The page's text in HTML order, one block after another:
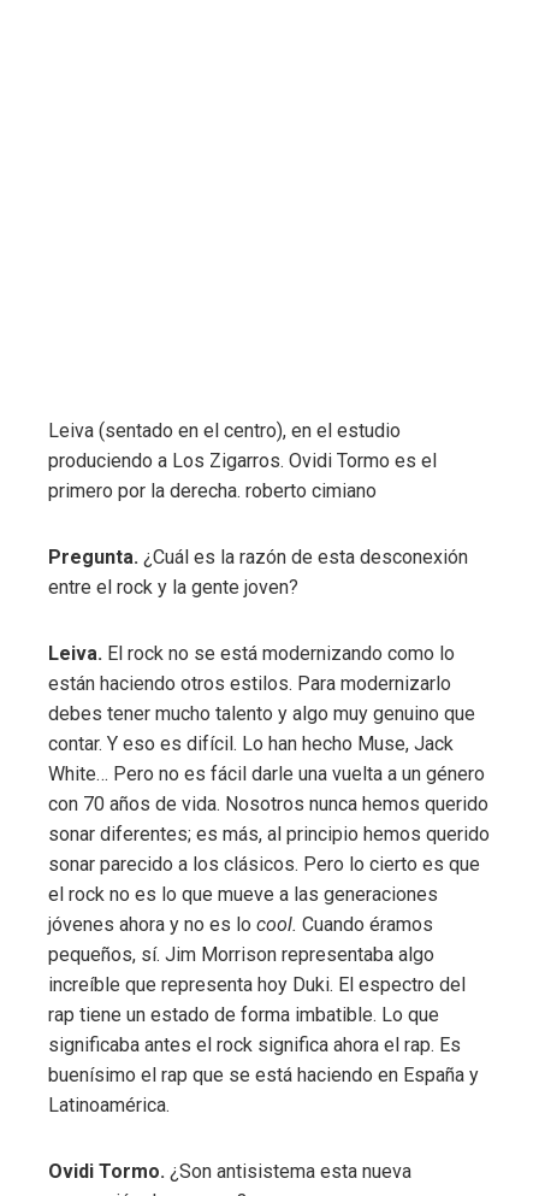
Leiva (sentado en el centro), en el estudio
produciendo a Los Zigarros. Ovidi Tormo es el
primero por la derecha. roberto cimiano
Pregunta. ¿Cuál es la razón de esta desconexión
entre el rock y la gente joven?
Leiva. El rock no se está modernizando como lo
están haciendo otros estilos. Para modernizarlo
debes tener mucho talento y algo muy genuino que
contar. Y eso es difícil. Lo han hecho Muse, Jack
White… Pero no es fácil darle una vuelta a un género
con 70 años de vida. Nosotros nunca hemos querido
sonar diferentes; es más, al principio hemos querido
sonar parecido a los clásicos. Pero lo cierto es que
el rock no es lo que mueve a las generaciones
jóvenes ahora y no es lo cool. Cuando éramos
pequeños, sí. Jim Morrison representaba algo
increíble que representa hoy Duki. El espectro del
rap tiene un estado de forma imbatible. Lo que
significaba antes el rock significa ahora el rap. Es
buenísimo el rap que se está haciendo en España y
Latinoamérica.
Ovidi Tormo. ¿Son antisistema esta nueva